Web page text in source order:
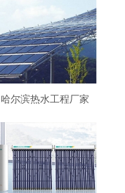
哈尔滨热水工程厂家